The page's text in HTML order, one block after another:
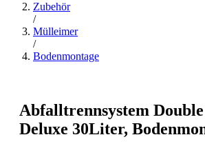
Zubehör
/
Mülleimer
/
Bodenmontage
Abfalltrennsystem
Deluxe 30Liter,